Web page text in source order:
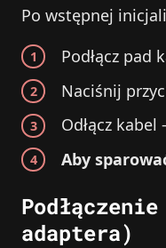
Po wstępnej
Podłącz pad
Naciśnij
Odłącz
Aby
adaptera)